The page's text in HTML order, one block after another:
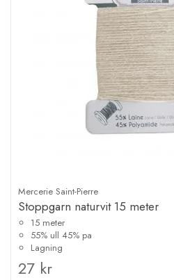
Mercerie Saint-Pierre
Stoppgarn naturvit 15 meter
15 meter
55% ull 45% pa
Lagning
27 kr